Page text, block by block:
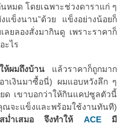
หมด โดยเฉพาะช่วงดาราแก่ ๆ
แข็งนาน”ด้วย แข็งอย่างน้อยก็
ลยลองสั่งมากินดู เพราะราคาก็
ะไร
ห้ผมถึงบ้าน แล้วราคาก็ถูกมาก
าเงินมาซื้อนี่) ผมแอบหวังลึก ๆ
ด เขาบอกว่าให้กินแคปซูลตัวนี้
ณจะแข็งและพร้อมใช้งานทันที)
สม่ำเสมอ จึงทำให้ ACEมี